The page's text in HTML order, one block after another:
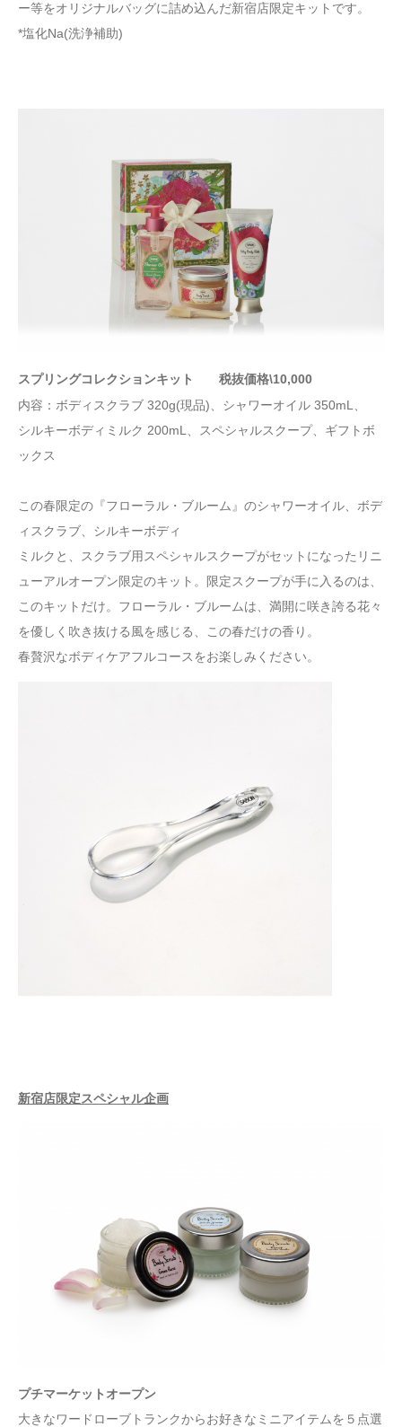
ー等をオリジナルバッグに詰め込んだ新宿店限定キットです。
*塩化Na(洗浄補助)
スプリングコレクションキット 税抜価格\10,000
内容：ボディスクラブ 320g(現品)、シャワーオイル 350mL、
シルキーボディミルク 200mL、スペシャルスクープ、ギフトボ
ックス
この春限定の『フローラル・ブルーム』のシャワーオイル、ボデ
ィスクラブ、シルキーボディ
ミルクと、スクラブ用スペシャルスクープがセットになったリニ
ューアルオープン限定のキット。限定スクープが手に入るのは、
このキットだけ。フローラル・ブルームは、満開に咲き誇る花々
を優しく吹き抜ける風を感じる、この春だけの香り。
春贅沢なボディケアフルコースをお楽しみください。
新宿店限定スペシャル企画
プチマーケットオープン
大きなワードローブトランクからお好きなミニアイテムを５点選